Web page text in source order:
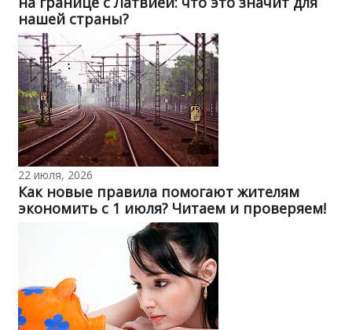
нашей страны?
22 июля, 2026
Как новые правила помогают жителям
экономить с 1 июля? Читаем и проверяем!